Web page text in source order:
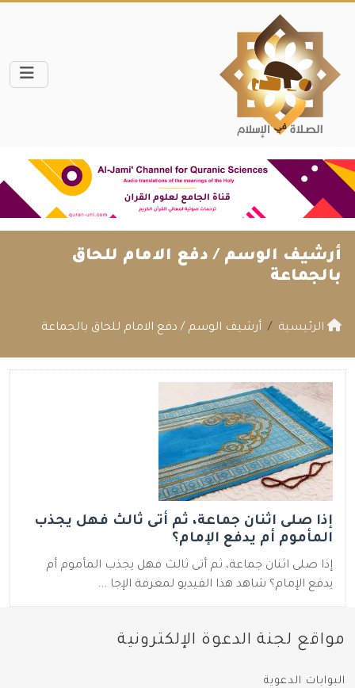
أرشيف الوسم / دفع الامام للحاق
بالجماعة
الرئيسية أرشيف الوسم / دفع الامام للحاق بالجماعة
إذا صلى اثنان جماعة، ثم أتى ثالث فهل يجذب
المأموم أم يدفع الإمام؟
إذا صلى اثنان جماعة، ثم أتى ثالث فهل يجذب المأموم أم
يدفع الإمام؟ شاهد هذا الفيديو لمعرفة الإجا ...
مواقع لجنة الدعوة الإلكترونية
البوابات الدعوية